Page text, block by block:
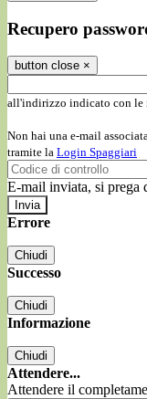
Recupero
button close ×
all'indirizzo indicato con le
Non hai una e-mail
tramite la Login Spaggiari
E-mail inviata, si prega
Errore
Chiudi
Successo
Chiudi
Informazione
Chiudi
Attendere...
Attendere il